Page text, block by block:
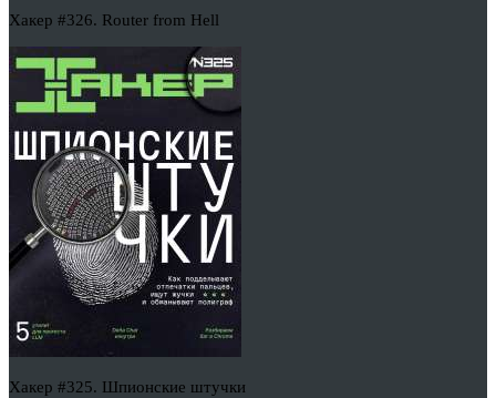
Хакер #326. Router from Hell
Хакер #325. Шпионские штучки